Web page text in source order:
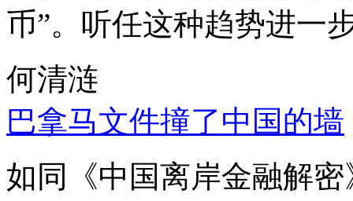
币”。听任这种趋势进一
何清涟
巴拿马文件撞了中国的墙
如同《中国离岸金融解